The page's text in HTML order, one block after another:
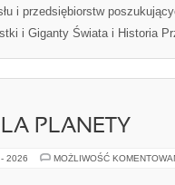
i przedsiębiorstw
i Giganty Świata i Historia
PLANETY
2026 MOŻLIWOŚĆ